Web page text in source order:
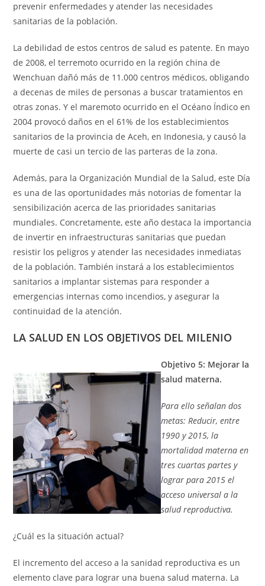
prevenir enfermedades y atender las necesidades
sanitarias de la población.
La debilidad de estos centros de salud es patente. En mayo
de 2008, el terremoto ocurrido en la región china de
Wenchuan dañó más de 11.000 centros médicos, obligando
a decenas de miles de personas a buscar tratamientos en
otras zonas. Y el maremoto ocurrido en el Océano Índico en
2004 provocó daños en el 61% de los establecimientos
sanitarios de la provincia de Aceh, en Indonesia, y causó la
muerte de casi un tercio de las parteras de la zona.
Además, para la Organización Mundial de la Salud, este Día
es una de las oportunidades más notorias de fomentar la
sensibilización acerca de las prioridades sanitarias
mundiales. Concretamente, este año destaca la importancia
de invertir en infraestructuras sanitarias que puedan
resistir los peligros y atender las necesidades inmediatas
de la población. También instará a los establecimientos
sanitarios a implantar sistemas para responder a
emergencias internas como incendios, y asegurar la
continuidad de la atención.
LA SALUD EN LOS OBJETIVOS DEL MILENIO
Objetivo 5: Mejorar la
salud materna.
Para ello señalan dos
metas: Reducir, entre
1990 y 2015, la
mortalidad materna en
tres cuartas partes y
lograr para 2015 el
acceso universal a la
salud reproductiva.
¿Cuál es la situación actual?
El incremento del acceso a la sanidad reproductiva es un
elemento clave para lograr una buena salud materna. La